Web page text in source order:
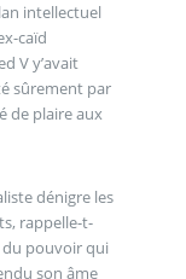
intellectuel
caïd
V y’avait
sûrement par
de plaire aux
dénigre les
rappelle-t-
du pouvoir qui
son âme